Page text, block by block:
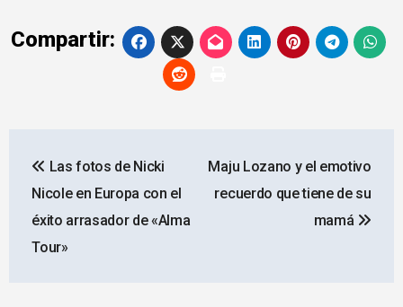
Compartir:
de
entradas
Las fotos de Nicki
Nicole en Europa con el
éxito arrasador de «Alma
Tour»
Maju Lozano y el emotivo
recuerdo que tiene de su
mamá